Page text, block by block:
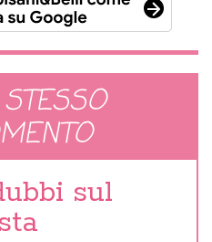
sul